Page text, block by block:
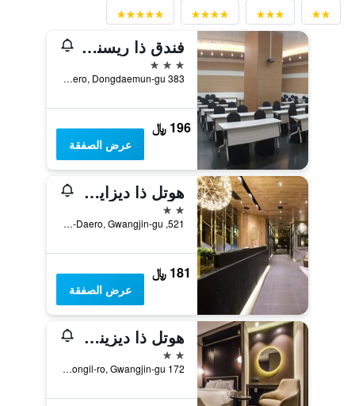
فندق ذا ريسنز دونغديمون
3 نجوم
383 Cheonho-daero, Dongdaemun-gu, سيول, كوريا الجنوبية
196 ﷼
عرض الصفقة
هوتل ذا ديزاينرز كونداي
2 نجمتين
521, Cheonho-Daero, Gwangjin-gu, سيول, كوريا الجنوبية
181 ﷼
عرض الصفقة
هوتل ذا ديزينرز بريميير سيونغسو آند كونكوك يونيف
2 نجمتين
172 Dongil-ro, Gwangjin-gu, سيول, كوريا الجنوبية